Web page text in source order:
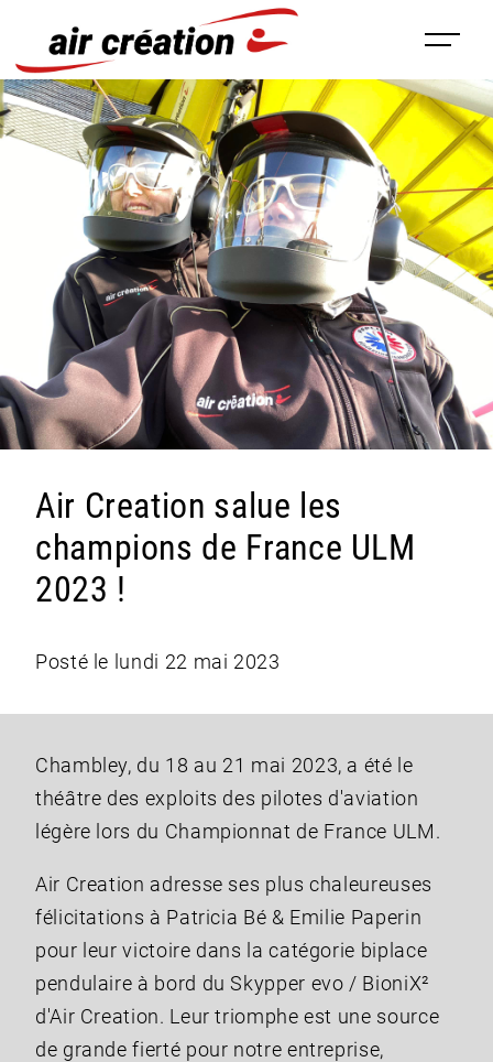
Air Creation salue les
champions de France ULM
2023 !
Posté le lundi 22 mai 2023
Chambley, du 18 au 21 mai 2023, a été le
théâtre des exploits des pilotes d'aviation
légère lors du Championnat de France ULM.
Air Creation adresse ses plus chaleureuses
félicitations à Patricia Bé & Emilie Paperin
pour leur victoire dans la catégorie biplace
pendulaire à bord du Skypper evo / BioniX²
d'Air Creation. Leur triomphe est une source
de grande fierté pour notre entreprise,
Panneau de gestion des cookies